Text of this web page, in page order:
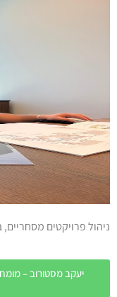
ניהול פרויקטים
יעקב מסטורוב –